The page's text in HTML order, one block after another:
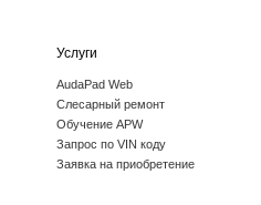
Услуги
AudaPad Web
Слесарный ремонт
Обучение APW
Запрос по VIN коду
Заявка на приобретение